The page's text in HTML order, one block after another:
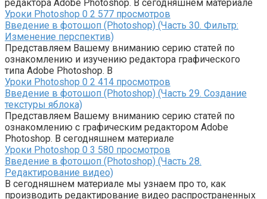
редактора Adobe Photoshop. В сегодняшнем материале
Уроки Photoshop 0 2 577 просмотров
Введение в фотошоп (Photoshop) (Часть 30. Фильтр:
Изменение перспектив)
Представляем Вашему вниманию серию статей по
ознакомлению и изучению редактора графического
типа Adobe Photoshop. В
Уроки Photoshop 0 2 414 просмотров
Введение в фотошоп (Photoshop) (Часть 29. Создание
текстуры яблока)
Представляем Вашему вниманию серию статей по
ознакомлению с графическим редактором Adobe
Photoshop. В сегодняшнем материале
Уроки Photoshop 0 3 580 просмотров
Введение в фотошоп (Photoshop) (Часть 28.
Редактирование видео)
В сегодняшнем материале мы узнаем про то, как
производить редактирование видео распространенных